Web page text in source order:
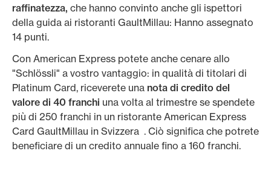
raffinatezza, che hanno convinto anche gli ispettori
della guida ai ristoranti GaultMillau: Hanno assegnato
14 punti.
Con American Express potete anche cenare allo
"Schlössli" a vostro vantaggio: in qualità di titolari di
Platinum Card, riceverete una nota di credito del
valore di 40 franchi una volta al trimestre se spendete
più di 250 franchi in un ristorante American Express
Card GaultMillau in Svizzera . Ciò significa che potrete
beneficiare di un credito annuale fino a 160 franchi.